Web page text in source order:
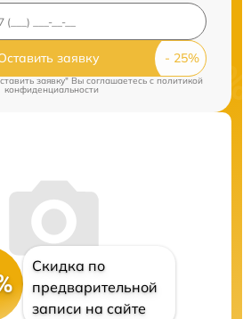
заявку
заявку" Вы соглашаетесь c политикой
конфиденциальности
Скидка по
предварительной
записи на сайте